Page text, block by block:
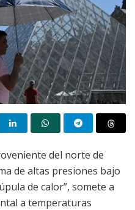
del norte de
de altas presiones bajo
de calor”, somete a
a temperaturas